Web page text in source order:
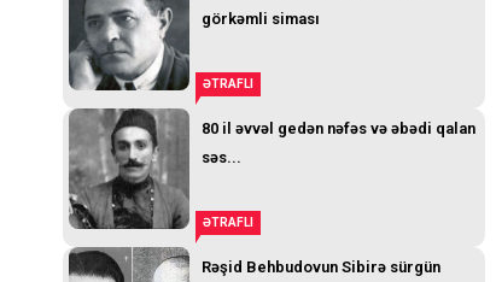
görkəmli siması
ƏTRAFLI
80 il əvvəl gedən nəfəs və əbədi qalan
səs...
ƏTRAFLI
Rəşid Behbudovun Sibirə sürgün